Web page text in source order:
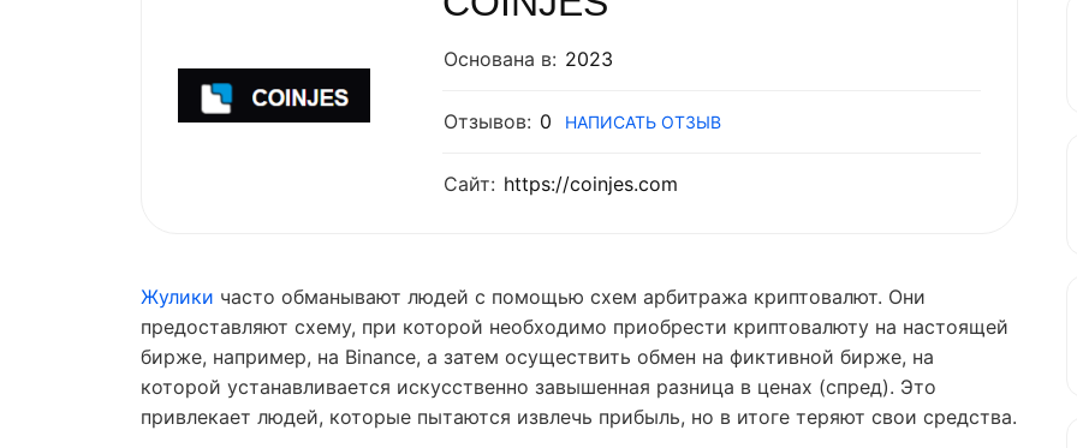
Основана в: 2023
Отзывов: 0 НАПИСАТЬ ОТЗЫВ
Сайт: https://coinjes.com
Жулики часто обманывают людей с помощью схем арбитража криптовалют. Они
предоставляют схему, при которой необходимо приобрести криптовалюту на настоящей
бирже, например, на Binance, а затем осуществить обмен на фиктивной бирже, на
которой устанавливается искусственно завышенная разница в ценах (спред). Это
привлекает людей, которые пытаются извлечь прибыль, но в итоге теряют свои средства.